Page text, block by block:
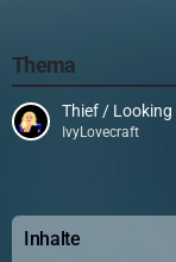
Thema
Thief /
IvyLovecraft
Inhalte